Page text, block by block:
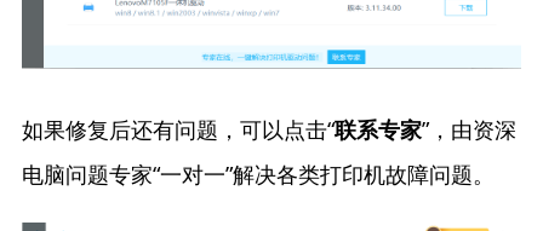
如果修复后还有问题，可以点击“联系专家”，由资深
电脑问题专家“一对一”解决各类打印机故障问题。